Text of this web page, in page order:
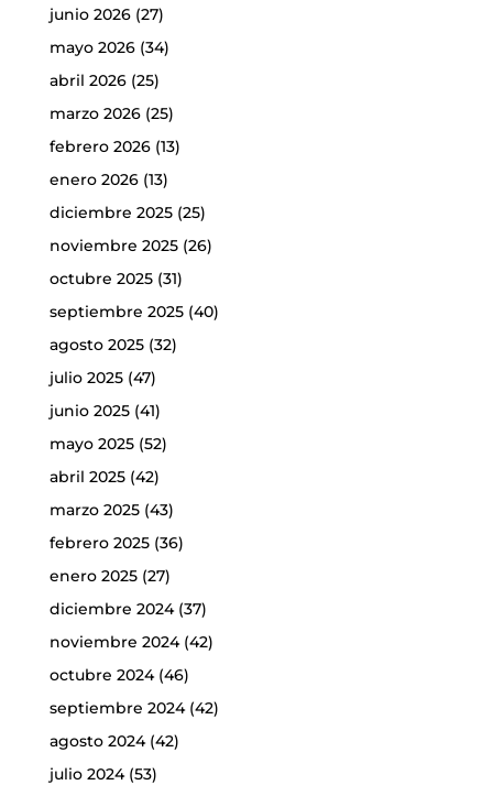
junio 2026(27)
mayo 2026(34)
abril 2026(25)
marzo 2026(25)
febrero 2026(13)
enero 2026(13)
diciembre 2025(25)
noviembre 2025(26)
octubre 2025(31)
septiembre 2025(40)
agosto 2025(32)
julio 2025(47)
junio 2025(41)
mayo 2025(52)
abril 2025(42)
marzo 2025(43)
febrero 2025(36)
enero 2025(27)
diciembre 2024(37)
noviembre 2024(42)
octubre 2024(46)
septiembre 2024(42)
agosto 2024(42)
julio 2024(53)